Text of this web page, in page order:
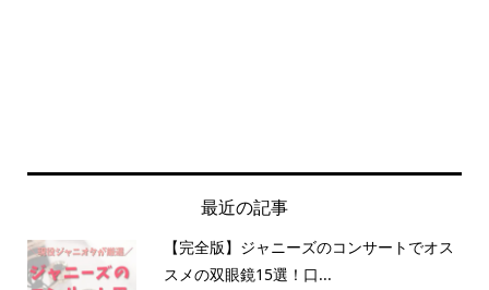
最近の記事
【完全版】ジャニーズのコンサートでオス
スメの双眼鏡15選！口...